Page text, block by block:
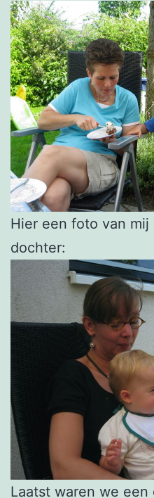
Hier een foto van
dochter:
Laatst waren we een